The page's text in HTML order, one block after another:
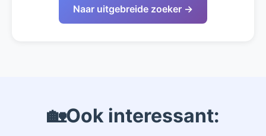
Naar uitgebreide zoeker →
🏡Ook interessant: